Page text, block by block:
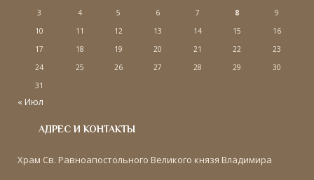
3
4 5 6 7 8
9
10
11 12 13 14 15
16
17
18 19 20 21 22
23
24
25 26 27 28 29
30
31
« Июл
АДРЕС И КОНТАКТЫ
Храм Св. Равноапостольного Великого князя Владимира